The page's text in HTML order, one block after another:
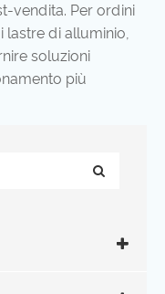
vendita. Per ordini
di alluminio,
soluzioni
più